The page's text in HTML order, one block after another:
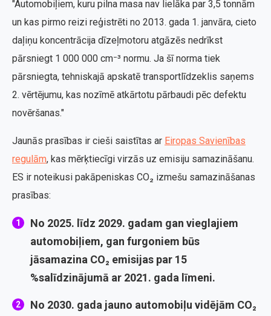
"Automobiļiem, kuru pilna masa nav lielāka par 3,5 tonnām
un kas pirmo reizi reģistrēti no 2013. gada 1. janvāra, cieto
daļiņu koncentrācija dīzeļmotoru atgāzēs nedrīkst
pārsniegt 1 000 000 cm⁻³ normu. Ja šī norma tiek
pārsniegta, tehniskajā apskatē transportlīdzeklis saņems
2. vērtējumu, kas nozīmē atkārtotu pārbaudi pēc defektu
novēršanas."
Jaunās prasības ir cieši saistītas ar Eiropas Savienības
regulām, kas mērķtiecīgi virzās uz emisiju samazināšanu.
ES ir noteikusi pakāpeniskas CO₂ izmešu samazināšanas
prasības:
No 2025. līdz 2029. gadam gan vieglajiem
automobiļiem, gan furgoniem būs
jāsamazina CO₂ emisijas par 15
%salīdzinājumā ar 2021. gada līmeni.
No 2030. gada jauno automobiļu vidējām CO₂